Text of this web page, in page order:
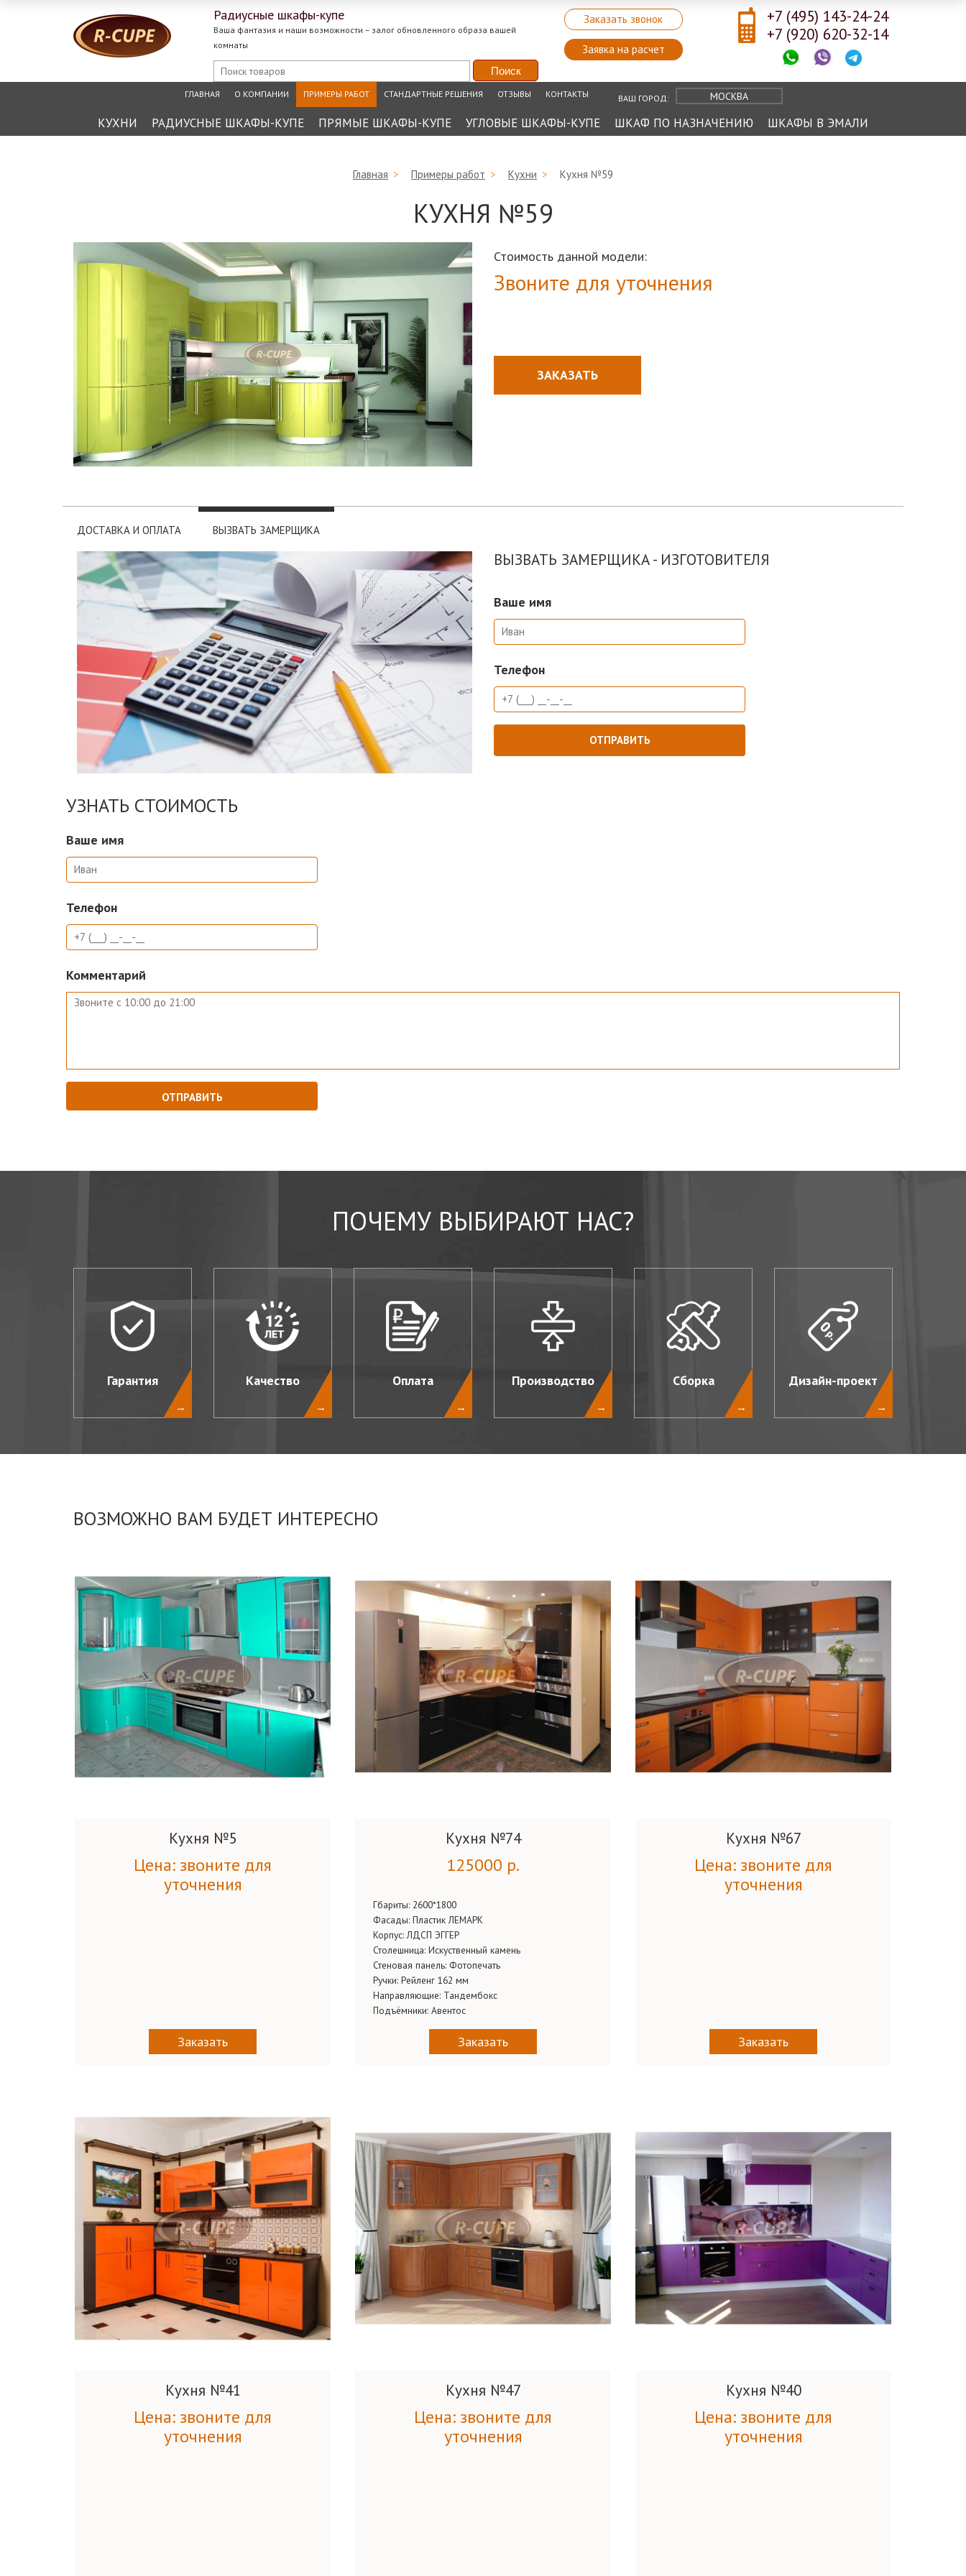
Радиусные шкафы-купе
Ваша фантазия и наши возможности – залог обновленного образа вашей
комнаты
Заказать звонок
Заявка на расчет
+7 (495) 143-24-24
+7 (920) 620-32-14
ГЛАВНАЯ О КОМПАНИИ ПРИМЕРЫ РАБОТ СТАНДАРТНЫЕ РЕШЕНИЯ ОТЗЫВЫ КОНТАКТЫ ВАШ ГОРОД: МОСКВА
КУХНИ РАДИУСНЫЕ ШКАФЫ-КУПЕ ПРЯМЫЕ ШКАФЫ-КУПЕ УГЛОВЫЕ ШКАФЫ-КУПЕ ШКАФ ПО НАЗНАЧЕНИЮ ШКАФЫ В ЭМАЛИ
Главная > Примеры работ > Кухни > Кухня №59
КУХНЯ №59
Стоимость данной модели:
Звоните для уточнения
ЗАКАЗАТЬ
ДОСТАВКА И ОПЛАТА ВЫЗВАТЬ ЗАМЕРЩИКА
ВЫЗВАТЬ ЗАМЕРЩИКА - ИЗГОТОВИТЕЛЯ
Ваше имя
Телефон
УЗНАТЬ СТОИМОСТЬ
Ваше имя
Телефон
Комментарий
ПОЧЕМУ ВЫБИРАЮТ НАС?
Гарантия
→
Качество
→
Оплата
→
Производство
→
Сборка
→
Дизайн-проект
→
ВОЗМОЖНО ВАМ БУДЕТ ИНТЕРЕСНО
Кухня №5
Цена: звоните для
уточнения
Заказать
Кухня №74
125000 р.
Гбариты: 2600*1800
Фасады: Пластик ЛЕМАРК
Корпус:ЛДСП ЭГГЕР
Столешница: Искуственный камень
Стеновая панель: Фотопечать
Ручки: Рейленг 162 мм
Направляющие: Тандембокс
Подъёмники: Авентос
Заказать
Кухня №67
Цена: звоните для
уточнения
Заказать
Кухня №41
Цена: звоните для
уточнения
Кухня №47
Цена: звоните для
уточнения
Кухня №40
Цена: звоните для
уточнения